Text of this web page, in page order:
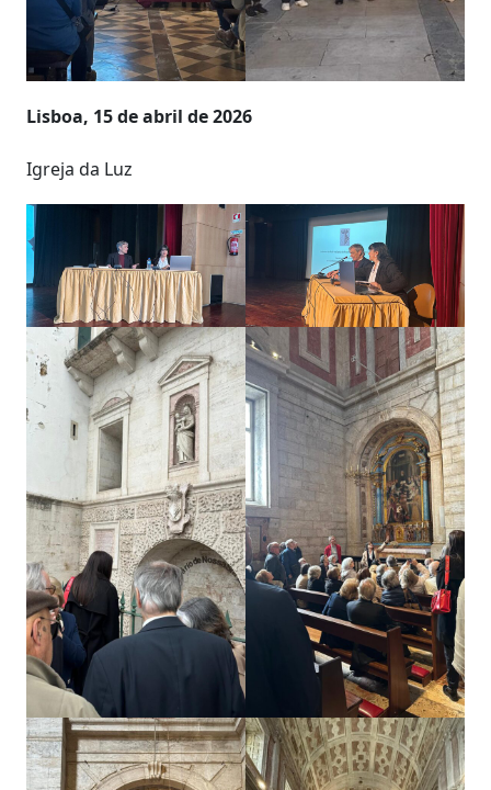
Lisboa, 15 de abril de 2026
Igreja da Luz